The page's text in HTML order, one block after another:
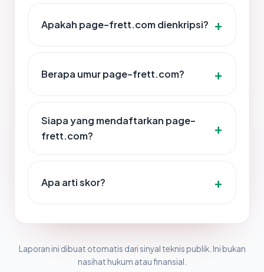
Apakah page-frett.com dienkripsi?
Berapa umur page-frett.com?
Siapa yang mendaftarkan page-
frett.com?
Apa arti skor?
Laporan ini dibuat otomatis dari sinyal teknis publik. Ini bukan
nasihat hukum atau finansial.